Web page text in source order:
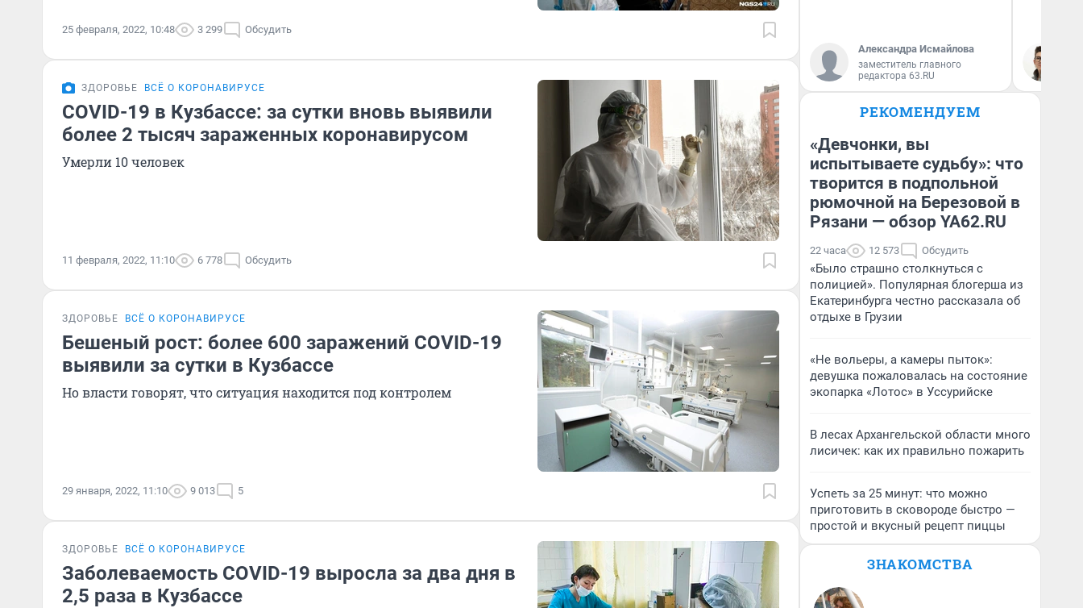
25 февраля, 2022, 10:48 3 299 Обсудить
ЗДОРОВЬЕ ВСЁ О КОРОНАВИРУСЕ
COVID-19 в Кузбассе: за сутки вновь выявили
более 2 тысяч зараженных коронавирусом
Умерли 10 человек
11 февраля, 2022, 11:10 6 778 Обсудить
ЗДОРОВЬЕ ВСЁ О КОРОНАВИРУСЕ
Бешеный рост: более 600 заражений COVID-19
выявили за сутки в Кузбассе
Но власти говорят, что ситуация находится под контролем
29 января, 2022, 11:10 9 013 5
ЗДОРОВЬЕ ВСЁ О КОРОНАВИРУСЕ
Заболеваемость COVID-19 выросла за два дня в
2,5 раза в Кузбассе
Александра Исмайлова
заместитель главного
редактора 63.RU
РЕКОМЕНДУЕМ
«Девчонки, вы
испытываете судьбу»: что
творится в подпольной
рюмочной на Березовой в
Рязани — обзор YA62.RU
22 часа 12 573 Обсудить
«Было страшно столкнуться с
полицией». Популярная блогерша из
Екатеринбурга честно рассказала об
отдыхе в Грузии
«Не вольеры, а камеры пыток»:
девушка пожаловалась на состояние
экопарка «Лотос» в Уссурийске
В лесах Архангельской области много
лисичек: как их правильно пожарить
Успеть за 25 минут: что можно
приготовить в сковороде быстро —
простой и вкусный рецепт пиццы
ЗНАКОМСТВА